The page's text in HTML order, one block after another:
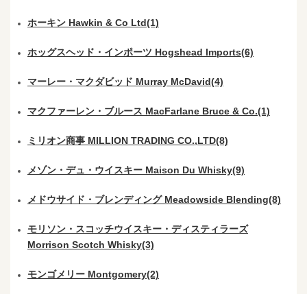
ホーキン Hawkin & Co Ltd(1)
ホッグスヘッド・インポーツ Hogshead Imports(6)
マーレー・マクダビッド Murray McDavid(4)
マクファーレン・ブルース MacFarlane Bruce & Co.(1)
ミリオン商事 MILLION TRADING CO.,LTD(8)
メゾン・デュ・ウイスキー Maison Du Whisky(9)
メドウサイド・ブレンディング Meadowside Blending(8)
モリソン・スコッチウイスキー・ディスティラーズ
Morrison Scotch Whisky(3)
モンゴメリー Montgomery(2)